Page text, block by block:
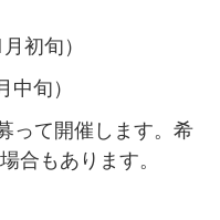
旬）
旬）
て開催します。希
合もあります。